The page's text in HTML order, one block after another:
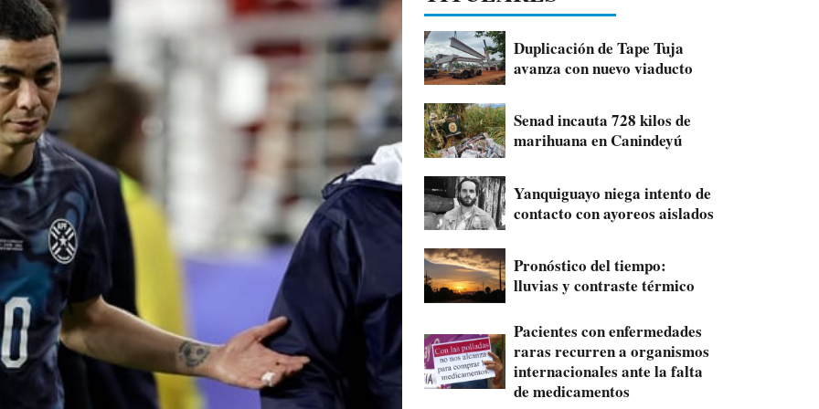
Duplicación de Tape Tuja
avanza con nuevo viaducto
Senad incauta 728 kilos de
marihuana en Canindeyú
Yanquiguayo niega intento de
contacto con ayoreos aislados
Pronóstico del tiempo:
lluvias y contraste térmico
Pacientes con enfermedades
raras recurren a organismos
internacionales ante la falta
de medicamentos